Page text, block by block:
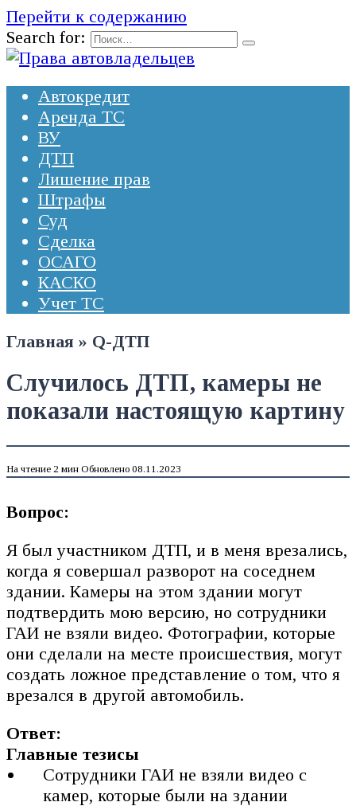
Перейти к содержанию
Search for:
Автокредит
Аренда ТС
ВУ
ДТП
Лишение прав
Штрафы
Суд
Сделка
ОСАГО
КАСКО
Учет ТС
Главная » Q-ДТП
Случилось ДТП, камеры не
показали настоящую картину
На чтение 2 мин Обновлено 08.11.2023
Вопрос:
Я был участником ДТП, и в меня врезались,
когда я совершал разворот на соседнем
здании. Камеры на этом здании могут
подтвердить мою версию, но сотрудники
ГАИ не взяли видео. Фотографии, которые
они сделали на месте происшествия, могут
создать ложное представление о том, что я
врезался в другой автомобиль.
Ответ:
Главные тезисы
Сотрудники ГАИ не взяли видео с
камер, которые были на здании